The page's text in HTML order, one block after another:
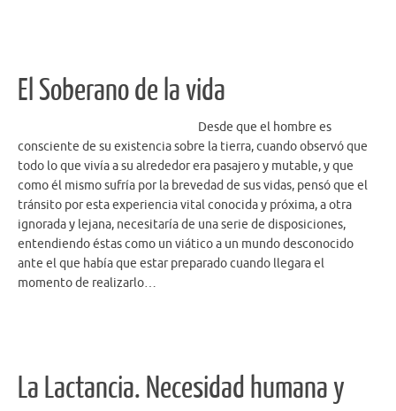
El Soberano de la vida
Desde que el hombre es
consciente de su existencia sobre la tierra, cuando observó que
todo lo que vivía a su alrededor era pasajero y mutable, y que
como él mismo sufría por la brevedad de sus vidas, pensó que el
tránsito por esta experiencia vital conocida y próxima, a otra
ignorada y lejana, necesitaría de una serie de disposiciones,
entendiendo éstas como un viático a un mundo desconocido
ante el que había que estar preparado cuando llegara el
momento de realizarlo…
La Lactancia. Necesidad humana y